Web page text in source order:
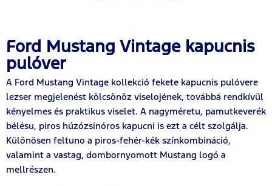
Ford Mustang Vintage kapucnis
pulóver
A Ford Mustang Vintage kollekció fekete kapucnis pulóvere
lezser megjelenést kölcsönöz viselojének, továbbá rendkívül
kényelmes és praktikus viselet. A nagyméretu, pamutkeverék
bélésu, piros húzózsinóros kapucni is ezt a célt szolgálja.
Különösen feltuno a piros-fehér-kék színkombináció,
valamint a vastag, dombornyomott Mustang logó a
mellrészen.